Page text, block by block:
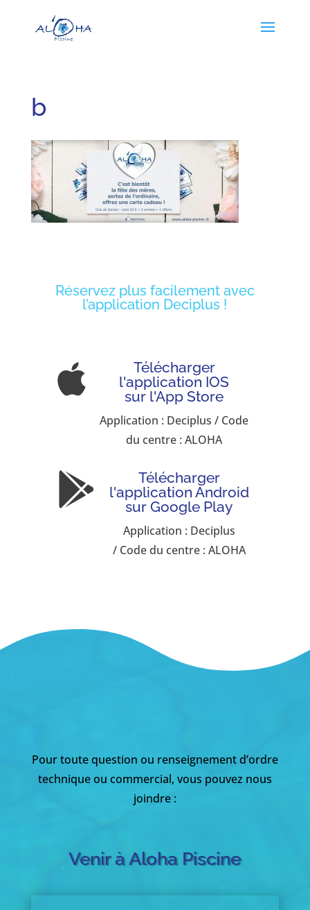
b
Réservez plus facilement avec
l’application Deciplus !

Télécharger
l'application IOS
sur l'App Store
Application : Deciplus / Code
du centre : ALOHA

Télécharger
l'application Android
sur Google Play
Application : Deciplus
/ Code du centre : ALOHA
Pour toute question ou renseignement d’ordre
technique ou commercial, vous pouvez nous
joindre :
Venir à Aloha Piscine